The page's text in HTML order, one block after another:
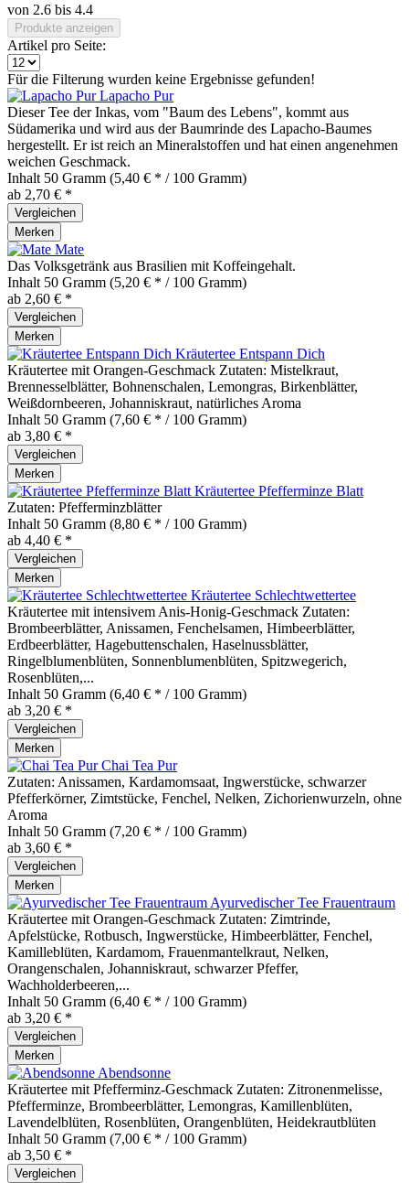
von 2.6 bis 4.4
Produkte anzeigen
Artikel pro Seite:
Für die Filterung wurden keine Ergebnisse gefunden!
Lapacho Pur
Dieser Tee der Inkas, vom "Baum des Lebens", kommt aus
Südamerika und wird aus der Baumrinde des Lapacho-Baumes
hergestellt. Er ist reich an Mineralstoffen und hat einen angenehmen
weichen Geschmack.
Inhalt 50 Gramm (5,40 € * / 100 Gramm)
ab 2,70 € *
Vergleichen
Merken
Mate
Das Volksgetränk aus Brasilien mit Koffeingehalt.
Inhalt 50 Gramm (5,20 € * / 100 Gramm)
ab 2,60 € *
Vergleichen
Merken
Kräutertee Entspann Dich
Kräutertee mit Orangen-Geschmack Zutaten: Mistelkraut,
Brennesselblätter, Bohnenschalen, Lemongras, Birkenblätter,
Weißdornbeeren, Johanniskraut, natürliches Aroma
Inhalt 50 Gramm (7,60 € * / 100 Gramm)
ab 3,80 € *
Vergleichen
Merken
Kräutertee Pfefferminze Blatt
Zutaten: Pfefferminzblätter
Inhalt 50 Gramm (8,80 € * / 100 Gramm)
ab 4,40 € *
Vergleichen
Merken
Kräutertee Schlechtwettertee
Kräutertee mit intensivem Anis-Honig-Geschmack Zutaten:
Brombeerblätter, Anissamen, Fenchelsamen, Himbeerblätter,
Erdbeerblätter, Hagebuttenschalen, Haselnussblätter,
Ringelblumenblüten, Sonnenblumenblüten, Spitzwegerich,
Rosenblüten,...
Inhalt 50 Gramm (6,40 € * / 100 Gramm)
ab 3,20 € *
Vergleichen
Merken
Chai Tea Pur
Zutaten: Anissamen, Kardamomsaat, Ingwerstücke, schwarzer
Pfefferkörner, Zimtstücke, Fenchel, Nelken, Zichorienwurzeln, ohne
Aroma
Inhalt 50 Gramm (7,20 € * / 100 Gramm)
ab 3,60 € *
Vergleichen
Merken
Ayurvedischer Tee Frauentraum
Kräutertee mit Orangen-Geschmack Zutaten: Zimtrinde,
Apfelstücke, Rotbusch, Ingwerstücke, Himbeerblätter, Fenchel,
Kamilleblüten, Kardamom, Frauenmantelkraut, Nelken,
Orangenschalen, Johanniskraut, schwarzer Pfeffer,
Wachholderbeeren,...
Inhalt 50 Gramm (6,40 € * / 100 Gramm)
ab 3,20 € *
Vergleichen
Merken
Abendsonne
Kräutertee mit Pfefferminz-Geschmack Zutaten: Zitronenmelisse,
Pfefferminze, Brombeerblätter, Lemongras, Kamillenblüten,
Lavendelblüten, Rosenblüten, Orangenblüten, Heidekrautblüten
Inhalt 50 Gramm (7,00 € * / 100 Gramm)
ab 3,50 € *
Vergleichen